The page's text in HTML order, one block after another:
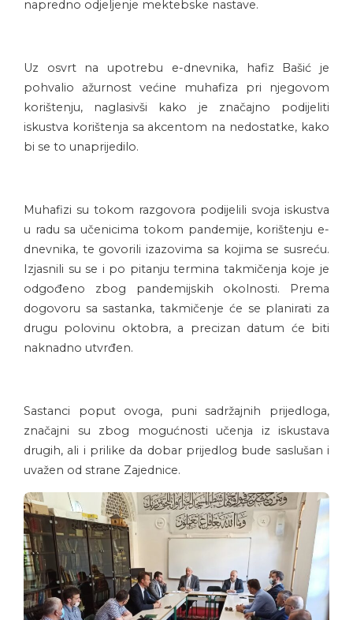
napredno odjeljenje mektebske nastave.
Uz osvrt na upotrebu e-dnevnika, hafiz Bašić je
pohvalio ažurnost većine muhafiza pri njegovom
korištenju, naglasivši kako je značajno podijeliti
iskustva korištenja sa akcentom na nedostatke, kako
bi se to unaprijedilo.
Muhafizi su tokom razgovora podijelili svoja iskustva
u radu sa učenicima tokom pandemije, korištenju e-
dnevnika, te govorili izazovima sa kojima se susreću.
Izjasnili su se i po pitanju termina takmičenja koje je
odgođeno zbog pandemijskih okolnosti. Prema
dogovoru sa sastanka, takmičenje će se planirati za
drugu polovinu oktobra, a precizan datum će biti
naknadno utvrđen.
Sastanci poput ovoga, puni sadržajnih prijedloga,
značajni su zbog mogućnosti učenja iz iskustava
drugih, ali i prilike da dobar prijedlog bude saslušan i
uvažen od strane Zajednice.